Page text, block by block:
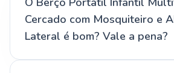
Cercado com Mosquiteiro e
Lateral é bom? Vale a pena?